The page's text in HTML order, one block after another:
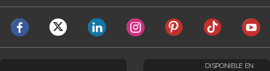
DISPONIBLE EN